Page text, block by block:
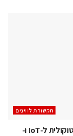
תקשורת לווינים
סיוה משיקה טכנולוגיית קישוריות אלחוטית רב פרוטוקולית ל-IoT ו-